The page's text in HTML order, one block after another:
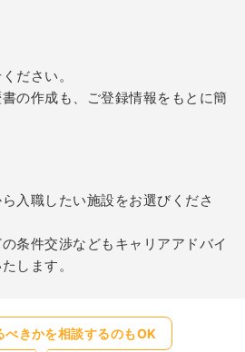
ださい。
の作成も、ご登録情報をもとに簡
入職したい施設をお選びくださ
条件交渉などもキャリアアドバイ
します。
べきかを相談するのもOK